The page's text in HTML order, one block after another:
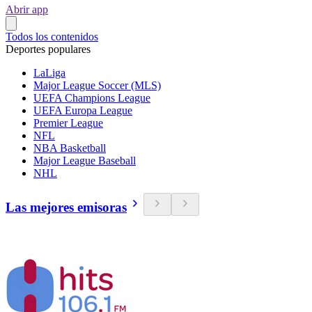
Abrir app
Todos los contenidos
Deportes populares
LaLiga
Major League Soccer (MLS)
UEFA Champions League
UEFA Europa League
Premier League
NFL
NBA Basketball
Major League Baseball
NHL
Las mejores emisoras